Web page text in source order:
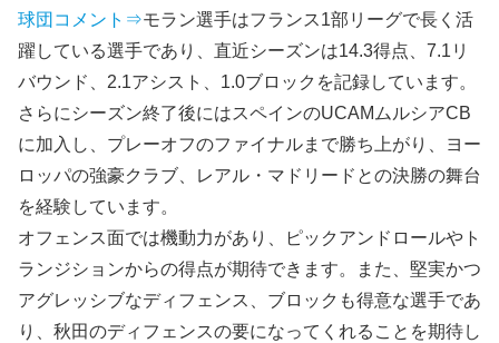
球団コメント⇒モラン選手はフランス1部リーグで長く活
躍している選手であり、直近シーズンは14.3得点、7.1リ
バウンド、2.1アシスト、1.0ブロックを記録しています。
さらにシーズン終了後にはスペインのUCAMムルシアCB
に加入し、プレーオフのファイナルまで勝ち上がり、ヨー
ロッパの強豪クラブ、レアル・マドリードとの決勝の舞台
を経験しています。
オフェンス面では機動力があり、ピックアンドロールやト
ランジションからの得点が期待できます。また、堅実かつ
アグレッシブなディフェンス、ブロックも得意な選手であ
り、秋田のディフェンスの要になってくれることを期待し